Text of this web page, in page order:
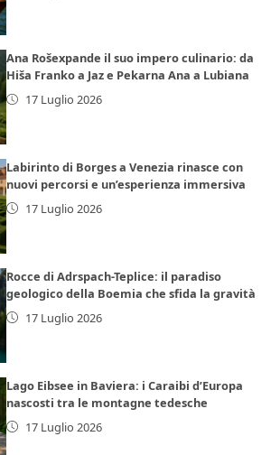
Ana Rošexpande il suo impero culinario: da
Hiša Franko a Jaz e Pekarna Ana a Lubiana
17 Luglio 2026
Labirinto di Borges a Venezia rinasce con
nuovi percorsi e un’esperienza immersiva
17 Luglio 2026
Rocce di Adrspach-Teplice: il paradiso
geologico della Boemia che sfida la gravità
17 Luglio 2026
Lago Eibsee in Baviera: i Caraibi d’Europa
nascosti tra le montagne tedesche
17 Luglio 2026